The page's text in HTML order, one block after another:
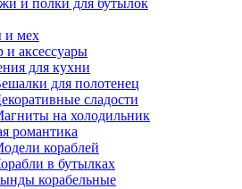
и полки для бутылок
мех
и аксессуары
для кухни
для полотенец
сладости
на холодильник
романтика
кораблей
в бутылках
корабельные